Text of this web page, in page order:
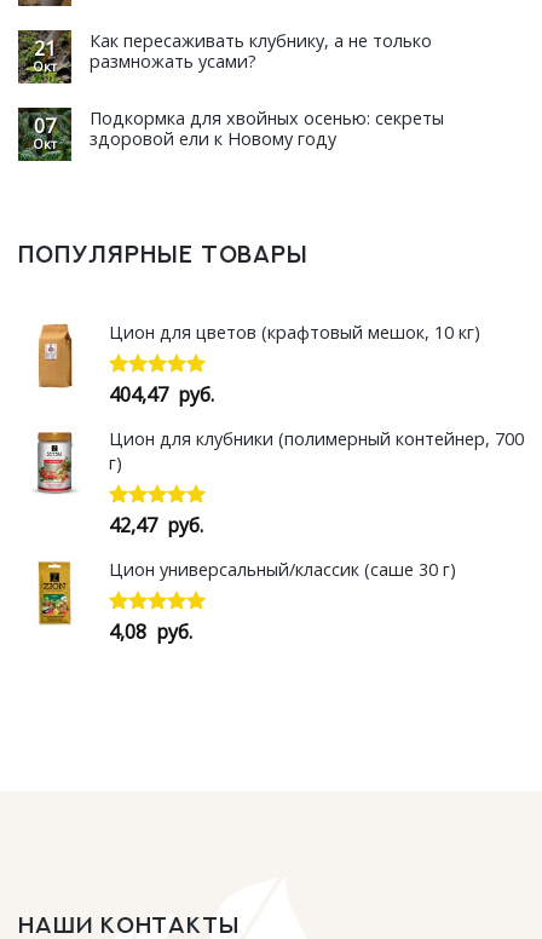
21
Окт
Как пересаживать клубнику, а не только
размножать усами?
07
Окт
Подкормка для хвойных осенью: секреты
здоровой ели к Новому году
ПОПУЛЯРНЫЕ ТОВАРЫ
Цион для цветов (крафтовый мешок, 10 кг)
Оценка
из 5
404,47 руб.
Цион для клубники (полимерный контейнер, 700
г)
Оценка
из 5
42,47 руб.
Цион универсальный/классик (саше 30 г)
Оценка
из 5
4,08 руб.
НАШИ КОНТАКТЫ